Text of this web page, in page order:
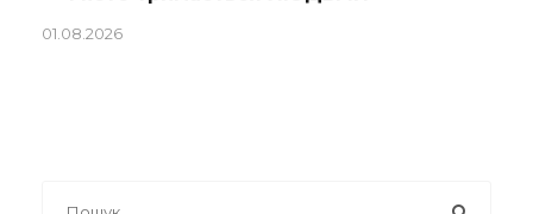
01.08.2026